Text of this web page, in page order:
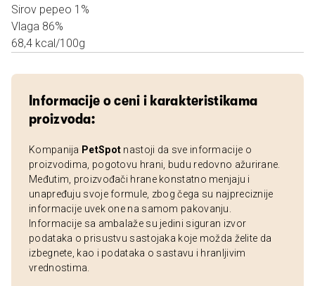
Sirov pepeo 1%
Vlaga 86%
68,4 kcal/100g
Informacije o ceni i karakteristikama
proizvoda:
Kompanija PetSpot nastoji da sve informacije o
proizvodima, pogotovu hrani, budu redovno ažurirane.
Međutim, proizvođači hrane konstatno menjaju i
unapređuju svoje formule, zbog čega su najpreciznije
informacije uvek one na samom pakovanju.
Informacije sa ambalaže su jedini siguran izvor
podataka o prisustvu sastojaka koje možda želite da
izbegnete, kao i podataka o sastavu i hranljivim
vrednostima.